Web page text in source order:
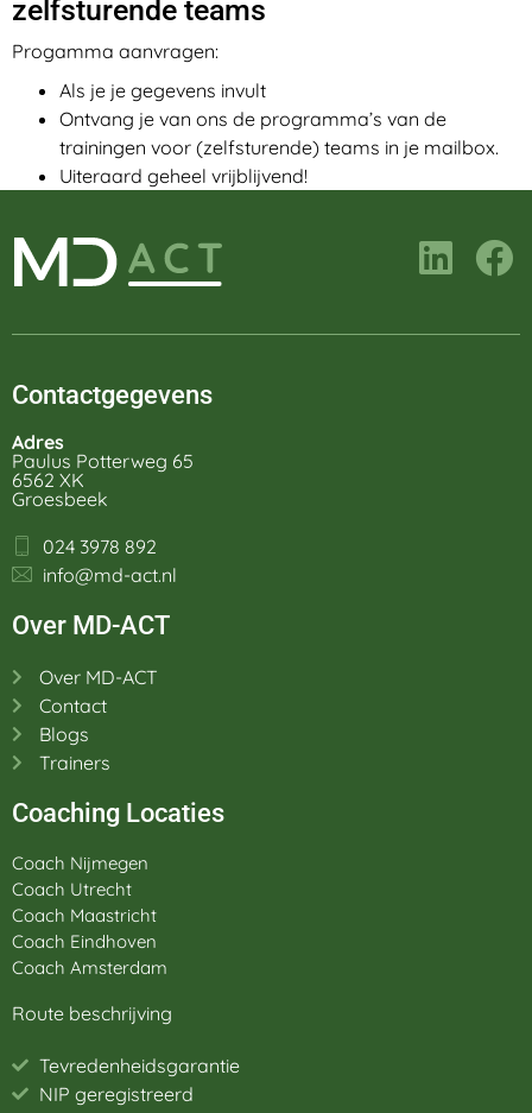
zelfsturende teams
Progamma aanvragen:
Als je je gegevens invult
Ontvang je van ons de programma’s van de
trainingen voor (zelfsturende) teams in je mailbox.
Uiteraard geheel vrijblijvend!
Contactgegevens
Adres
Paulus Potterweg 65
6562 XK
Groesbeek
024 3978 892
info@md-act.nl
Over MD-ACT
Over MD-ACT
Contact
Blogs
Trainers
Coaching Locaties
Coach Nijmegen
Coach Utrecht
Coach Maastricht
Coach Eindhoven
Coach Amsterdam
Route beschrijving
Tevredenheidsgarantie
NIP geregistreerd